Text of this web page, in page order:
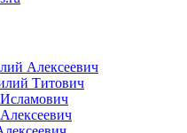
Алексеевич
Титович